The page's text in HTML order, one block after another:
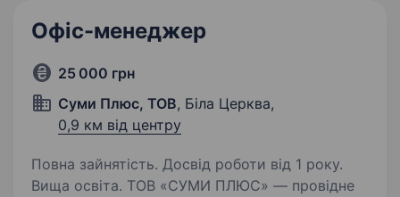
Офіс-менеджер
25 000 грн
Суми Плюс, ТОВ, Біла Церква,
0,9 км від центру
Повна зайнятість. Досвід роботи від 1 року.
Вища освіта. ТОВ «СУМИ ПЛЮС» — провідне